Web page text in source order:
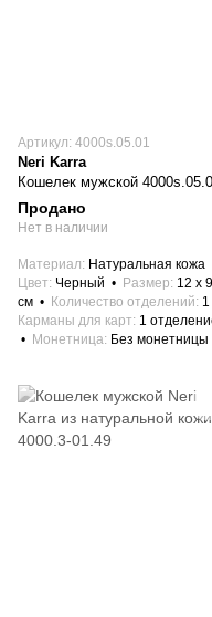
Артикул: 4000s.05.01
Neri Karra
Кошелек мужской
Продано
Нет в наличии
Материал
Натуральная кожа
Цвет Черный Размер 12 x
см
Количество отделений 1
Карманы для карт 1
Монетница Без монетницы